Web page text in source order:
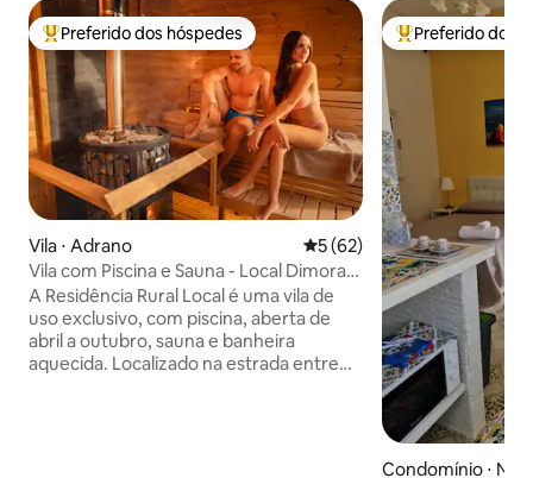
Entre os melhores preferidos dos hóspedes
Preferido dos hóspedes
Vila ⋅ Adrano 5 de uma avaliação média
5 (62)
Vila com Piscina e Sauna - Local Dimora
Rurale
A Residência Rural Local é uma vila de
uso exclusivo, com piscina, aberta de
abril a outubro, sauna e banheira
aquecida. Localizado na estrada entre
Entre os
Preferido dos
Condomínio ⋅